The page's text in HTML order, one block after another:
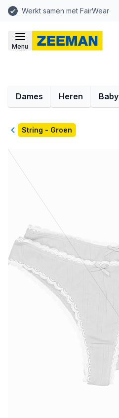
Werkt samen met FairWear
Menu
Dames Heren Baby
TerugString - Groen